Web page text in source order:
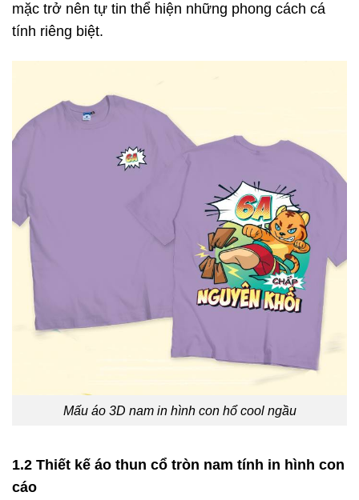
mặc trở nên tự tin thể hiện những phong cách cá
tính riêng biệt.
Mấu áo 3D nam in hình con hổ cool ngầu
1.2 Thiết kế áo thun cổ tròn nam tính in hình con
cáo